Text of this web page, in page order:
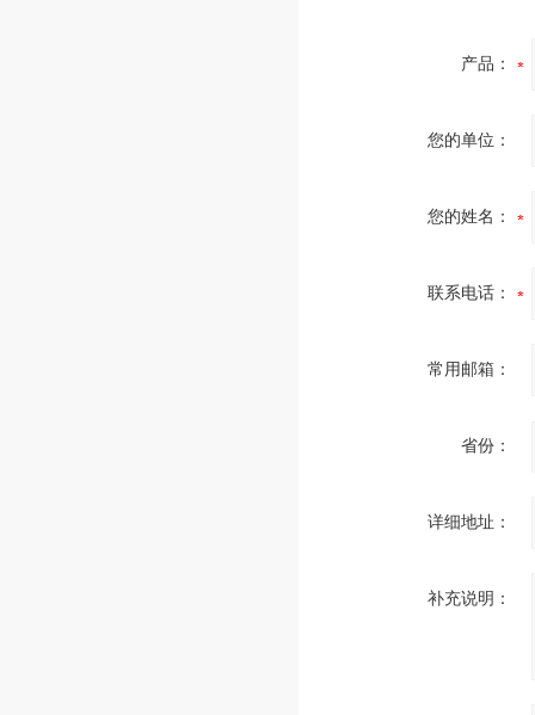
产品：
您的单位：
您的姓名：
联系电话：
常用邮箱：
省份：
详细地址：
补充说明：